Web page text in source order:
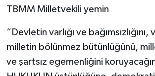
TBMM Milletvekili yemin
“Devletin varlığı ve bağımsızlığını,
milletin bölünmez bütünlüğünü,
ve şartsız egemenliğini